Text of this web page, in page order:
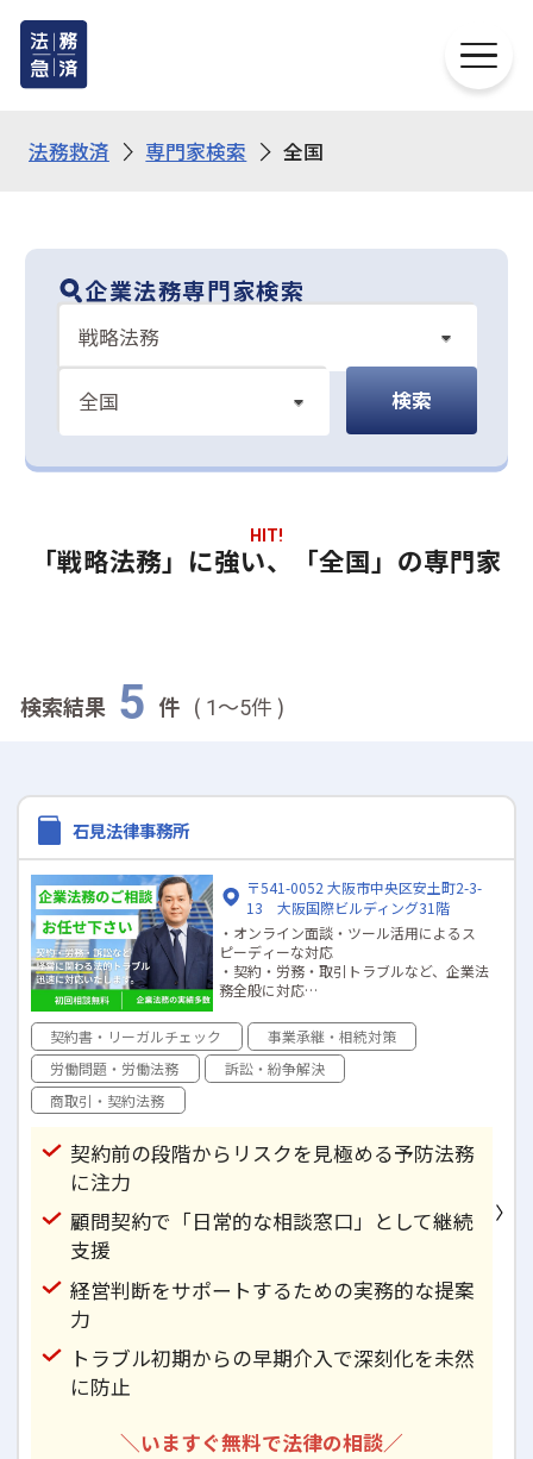
法務救済 専門家検索 全国
企業法務専門家検索
HIT!
「戦略法務」に強い、「全国」の専門家
検索結果 5 件 ( 1～5件 )
石見法律事務所
〒541-0052 大阪市中央区安土町2-3-
13 大阪国際ビルディング31階
・オンライン面談・ツール活用によるス
ピーディーな対応
・契約・労務・取引トラブルなど、企業法
務全般に対応
く対応可能
・綿密なヒアリングで「望む解決」へ丁
寧にサポート
契約書・リーガルチェック
事業承継・相続対策
労働問題・労働法務
訴訟・紛争解決
商取引・契約法務
契約前の段階からリスクを見極める予防法務
に注力
顧問契約で「日常的な相談窓口」として継続
支援
経営判断をサポートするための実務的な提案
力
トラブル初期からの早期介入で深刻化を未然
に防止
＼いますぐ無料で法律の相談／